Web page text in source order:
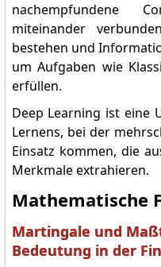
nachempfundene
miteinander
bestehen und
um Aufgaben wie
erfüllen.
Deep Learning ist eine
Lernens, bei der
Einsatz kommen, die
Merkmale extrahieren.
Mathematische
Martingale und
Bedeutung in der